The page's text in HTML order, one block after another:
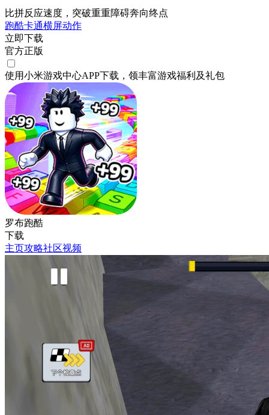
比拼反应速度，突破重重障碍奔向终点
跑酷卡通横屏动作
立即下载
官方正版
使用小米游戏中心APP下载 ，领丰富游戏福利 及礼包
罗布跑酷
下载
主页攻略社区视频